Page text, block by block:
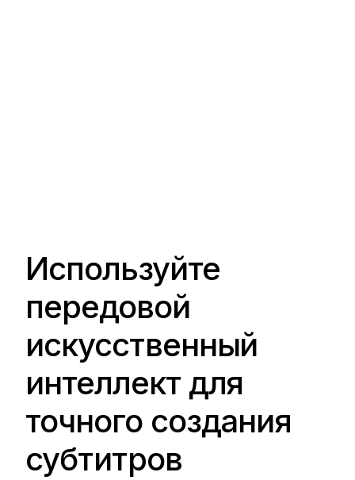
Используйте
передовой
искусственный
интеллект для
точного создания
субтитров